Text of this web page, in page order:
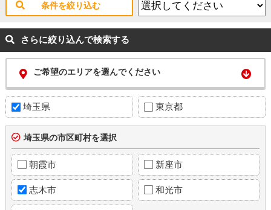
条件を絞り込む
さらに絞り込んで検索する
ご希望のエリアを選んでください
埼玉県 東京都
埼玉県の市区町村を選択
朝霞市 新座市
志木市 和光市